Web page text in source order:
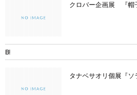
クロバー企画展 『帽
タナベサオリ個展『ソ